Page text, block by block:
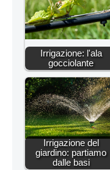
Irrigazione: l'ala
gocciolante
Irrigazione del
giardino: partiamo
dalle basi